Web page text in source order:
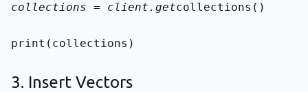
collections = client.getcollections()
print(collections)
3. Insert Vectors